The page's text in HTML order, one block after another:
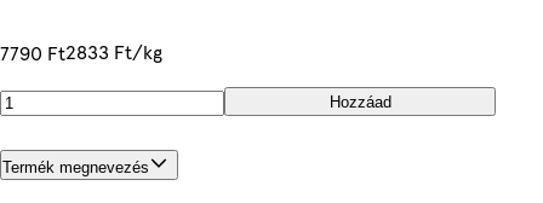
7790 Ft2833 Ft/kg
Hozzáad
Termék megnevezés